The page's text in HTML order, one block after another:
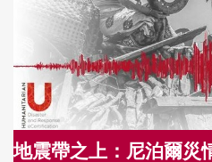
e
e
地震帶之上：尼泊爾災